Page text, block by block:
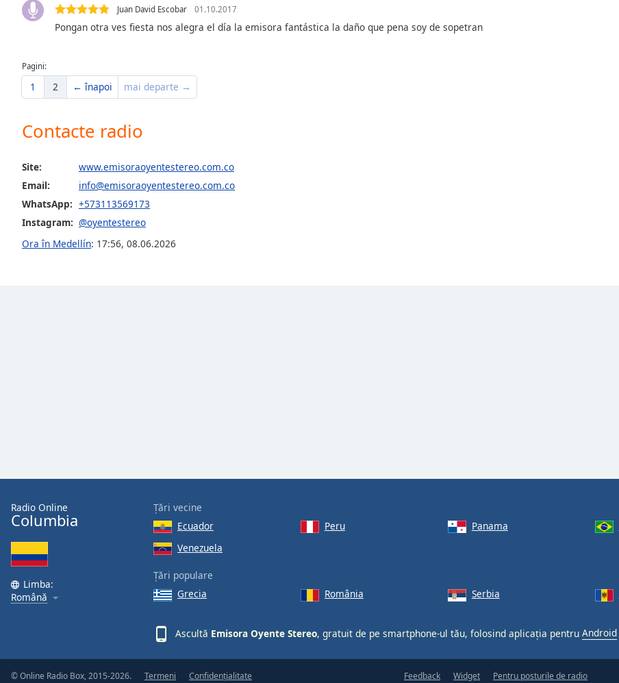
Escape
close
window.
Opacity
Background
Text
Edge
Style
Font
Family
Close
Juan David Escobar 01.10.2017
Pongan otra ves fiesta nos alegra el día la emisora fantástica la daño que pena soy de sopetran
Pagini:
1 2 ← înapoi mai departe →
Contacte radio
Site:
www.emisoraoyentestereo.com.co
Email:
info@emisoraoyentestereo.com.co
WhatsApp: +573113569173
Instagram: @oyentestereo
Ora în Medellín: 17:56, 08.06.2026
Radio Online
Columbia
Limba:
Română
Țări vecine
Ecuador
Peru Panama
Venezuela
Țări populare
Grecia
România Serbia
Ascultă Emisora Oyente Stereo, gratuit de pe smartphone-ul tău, folosind aplicația pentru Android
© Online Radio Box, 2015-2026.
Termeni Confidențialitate Feedback Widget Pentru posturile de radio